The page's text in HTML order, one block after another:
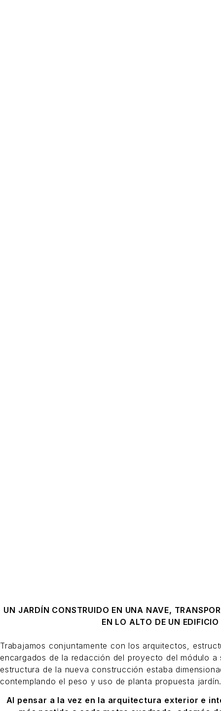
UN JARDÍN CONSTRUIDO EN UNA NAVE,
EN LO ALTO DE UN EDIFICIO
Trabajamos conjuntamente con los arquitectos,
encargados de la redacción del proyecto del módulo a
estructura de la nueva construcción estaba
contemplando el peso y uso de planta propuesta jardín.
Al pensar a la vez en la arquitectura exterior e